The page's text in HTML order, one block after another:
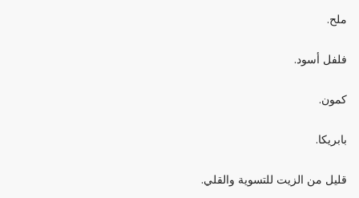
ملح.
فلفل أسود.
كمون.
بابريكا.
قليل من الزيت للتسوية والقلي.